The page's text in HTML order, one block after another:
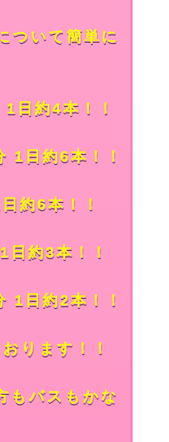
ついて簡単に
日約4本！！
1日約6本！！
約6本！！
約3本！！
1日約2本！！
ります！！
もバスもかな